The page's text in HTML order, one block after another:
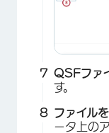
QSFファ
す。
ファイル
ータ上の